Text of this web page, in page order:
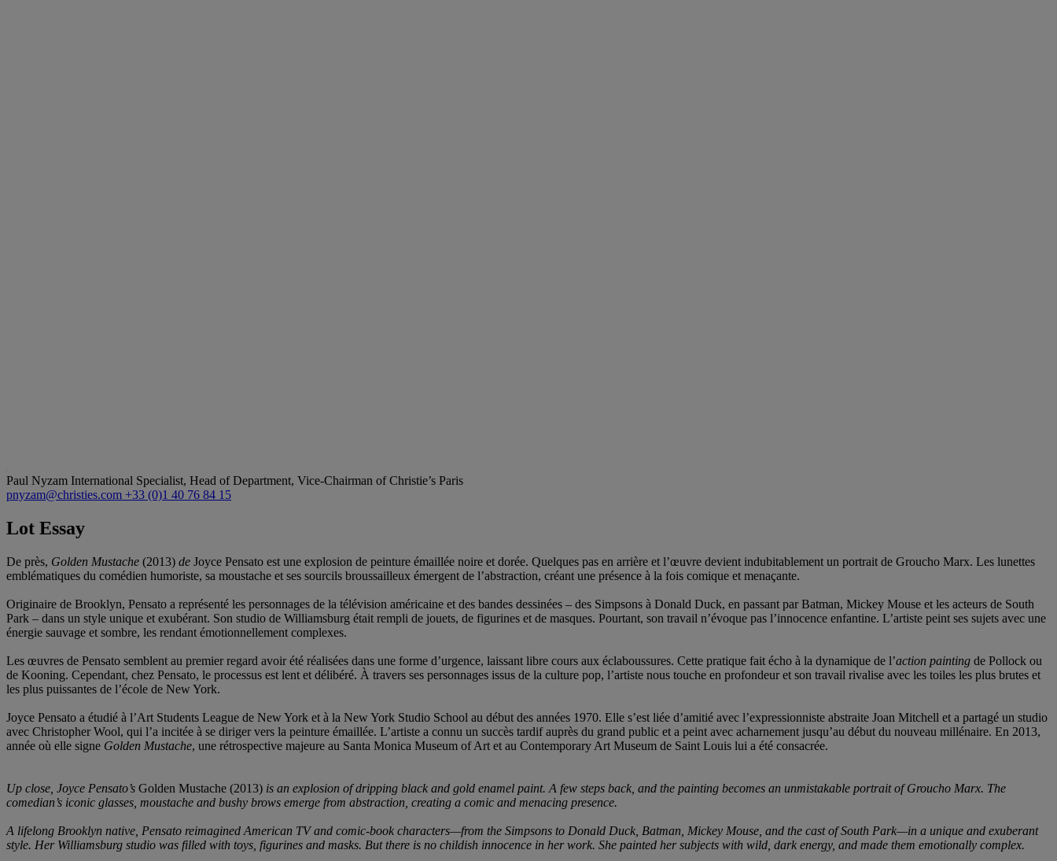
Paul Nyzam International Specialist, Head of Department, Vice-Chairman of Christie’s Paris
pnyzam@christies.com +33 (0)1 40 76 84 15
Lot Essay
De près, Golden Mustache (2013) de Joyce Pensato est une explosion de peinture émaillée noire et dorée. Quelques pas en arrière et l’œuvre devient indubitablement un portrait de Groucho Marx. Les lunettes
emblématiques du comédien humoriste, sa moustache et ses sourcils broussailleux émergent de l’abstraction, créant une présence à la fois comique et menaçante.
Originaire de Brooklyn, Pensato a représenté les personnages de la télévision américaine et des bandes dessinées – des Simpsons à Donald Duck, en passant par Batman, Mickey Mouse et les acteurs de South
Park – dans un style unique et exubérant. Son studio de Williamsburg était rempli de jouets, de figurines et de masques. Pourtant, son travail n’évoque pas l’innocence enfantine. L’artiste peint ses sujets avec une
énergie sauvage et sombre, les rendant émotionnellement complexes.
Les œuvres de Pensato semblent au premier regard avoir été réalisées dans une forme d’urgence, laissant libre cours aux éclaboussures. Cette pratique fait écho à la dynamique de l’action painting de Pollock ou
de Kooning. Cependant, chez Pensato, le processus est lent et délibéré. À travers ses personnages issus de la culture pop, l’artiste nous touche en profondeur et son travail rivalise avec les toiles les plus brutes et
les plus puissantes de l’école de New York.
Joyce Pensato a étudié à l’Art Students League de New York et à la New York Studio School au début des années 1970. Elle s’est liée d’amitié avec l’expressionniste abstraite Joan Mitchell et a partagé un studio
avec Christopher Wool, qui l’a incitée à se diriger vers la peinture émaillée. L’artiste a connu un succès tardif auprès du grand public et a peint avec acharnement jusqu’au début du nouveau millénaire. En 2013,
année où elle signe Golden Mustache, une rétrospective majeure au Santa Monica Museum of Art et au Contemporary Art Museum de Saint Louis lui a été consacrée.
Up close, Joyce Pensato’s Golden Mustache (2013) is an explosion of dripping black and gold enamel paint. A few steps back, and the painting becomes an unmistakable portrait of Groucho Marx. The
comedian’s iconic glasses, moustache and bushy brows emerge from abstraction, creating a comic and menacing presence.
A lifelong Brooklyn native, Pensato reimagined American TV and comic-book characters—from the Simpsons to Donald Duck, Batman, Mickey Mouse, and the cast of South Park—in a unique and exuberant
style. Her Williamsburg studio was filled with toys, figurines and masks. But there is no childish innocence in her work. She painted her subjects with wild, dark energy, and made them emotionally complex.